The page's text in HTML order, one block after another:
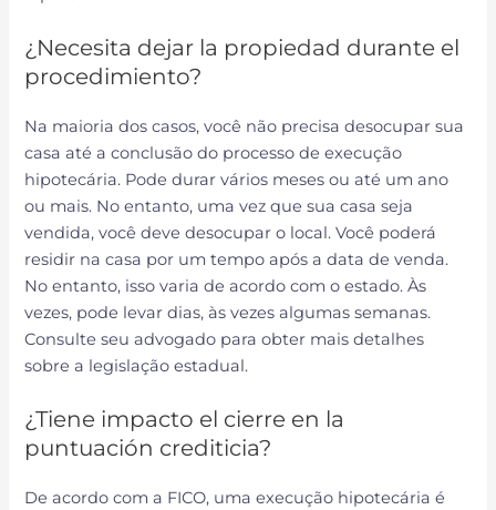
¿Necesita dejar la propiedad durante el
procedimiento?
Na maioria dos casos, você não precisa desocupar sua
casa até a conclusão do processo de execução
hipotecária. Pode durar vários meses ou até um ano
ou mais. No entanto, uma vez que sua casa seja
vendida, você deve desocupar o local. Você poderá
residir na casa por um tempo após a data de venda.
No entanto, isso varia de acordo com o estado. Às
vezes, pode levar dias, às vezes algumas semanas.
Consulte seu advogado para obter mais detalhes
sobre a legislação estadual.
¿Tiene impacto el cierre en la
puntuación crediticia?
De acordo com a FICO, uma execução hipotecária é